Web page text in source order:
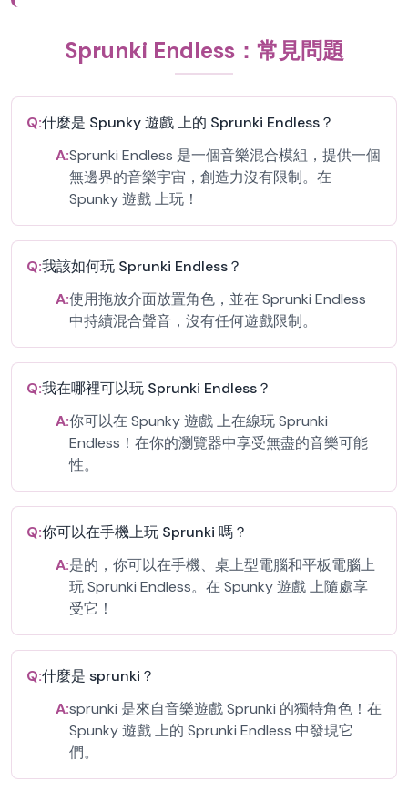
Sprunki Endless：常見問題
Q:什麼是 Spunky 遊戲 上的 Sprunki Endless？
A:Sprunki Endless 是一個音樂混合模組，提供一個
無邊界的音樂宇宙，創造力沒有限制。在
Spunky 遊戲 上玩！
Q:我該如何玩 Sprunki Endless？
A:使用拖放介面放置角色，並在 Sprunki Endless
中持續混合聲音，沒有任何遊戲限制。
Q:我在哪裡可以玩 Sprunki Endless？
A:你可以在 Spunky 遊戲 上在線玩 Sprunki
Endless！在你的瀏覽器中享受無盡的音樂可能
性。
Q:你可以在手機上玩 Sprunki 嗎？
A:是的，你可以在手機、桌上型電腦和平板電腦上
玩 Sprunki Endless。在 Spunky 遊戲 上隨處享
受它！
Q:什麼是 sprunki？
A:sprunki 是來自音樂遊戲 Sprunki 的獨特角色！在
Spunky 遊戲 上的 Sprunki Endless 中發現它
們。